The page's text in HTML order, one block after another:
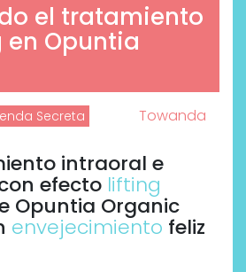
el tratamiento
Opuntia
Secreta Towanda
intraoral e
efecto lifting
Opuntia Organic
envejecimiento feliz